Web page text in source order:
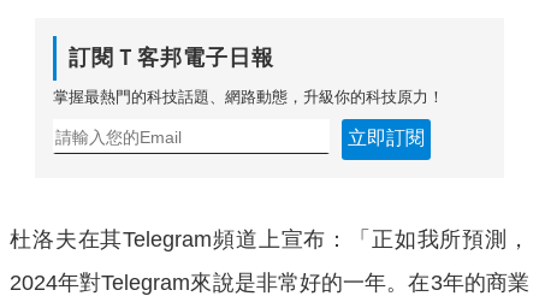
訂閱Ｔ客邦電子日報
掌握最熱門的科技話題、網路動態，升級你的科技原力！
立即訂閱
杜洛夫在其Telegram頻道上宣布：「正如我所預測，
2024年對Telegram來說是非常好的一年。在3年的商業